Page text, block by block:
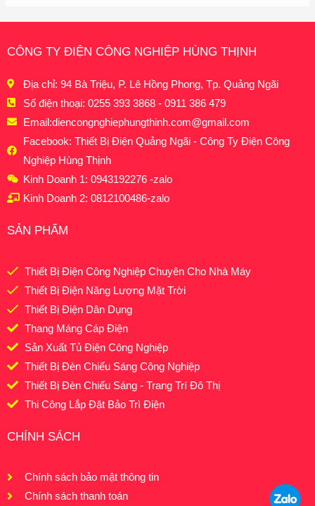
CÔNG TY ĐIỆN CÔNG NGHIỆP HÙNG THỊNH
Địa chỉ: 94 Bà Triệu, P. Lê Hồng Phong, Tp. Quảng Ngãi
Số điện thoại: 0255 393 3868 - 0911 386 479
Email:diencongnghiephungthinh.com@gmail.com
Facebook: Thiết Bị Điện Quảng Ngãi - Công Ty Điện Công
Nghiệp Hùng Thịnh
Kinh Doanh 1: 0943192276 -zalo
Kinh Doanh 2: 0812100486-zalo
SẢN PHẨM
Thiết Bị Điện Công Nghiệp Chuyên Cho Nhà Máy
Thiết Bị Điện Năng Lượng Mặt Trời
Thiết Bị Điện Dân Dụng
Thang Máng Cáp Điện
Sản Xuất Tủ Điện Công Nghiệp
Thiết Bị Đèn Chiếu Sáng Công Nghiệp
Thiết Bị Đèn Chiếu Sáng - Trang Trí Đô Thị
Thi Công Lắp Đặt Bảo Trì Điện
CHÍNH SÁCH
Chính sách bảo mật thông tin
Chính sách thanh toán